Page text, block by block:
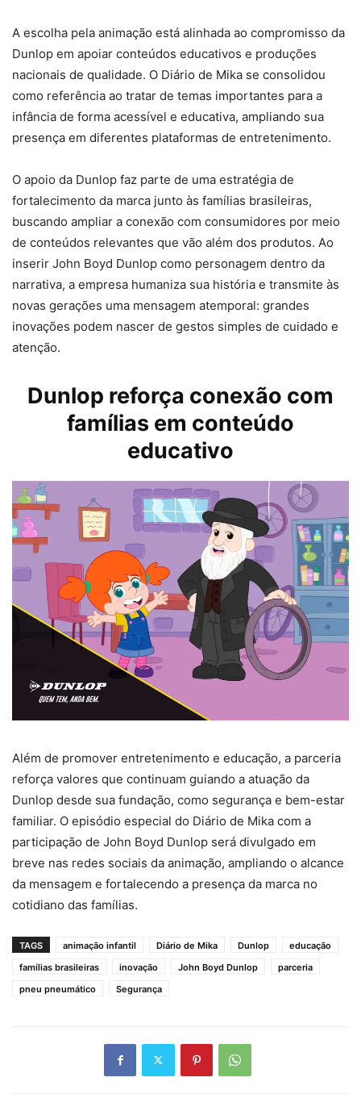
A escolha pela animação está alinhada ao compromisso da
Dunlop em apoiar conteúdos educativos e produções
nacionais de qualidade. O Diário de Mika se consolidou
como referência ao tratar de temas importantes para a
infância de forma acessível e educativa, ampliando sua
presença em diferentes plataformas de entretenimento.
O apoio da Dunlop faz parte de uma estratégia de
fortalecimento da marca junto às famílias brasileiras,
buscando ampliar a conexão com consumidores por meio
de conteúdos relevantes que vão além dos produtos. Ao
inserir John Boyd Dunlop como personagem dentro da
narrativa, a empresa humaniza sua história e transmite às
novas gerações uma mensagem atemporal: grandes
inovações podem nascer de gestos simples de cuidado e
atenção.
Dunlop reforça conexão com
famílias em conteúdo
educativo
Além de promover entretenimento e educação, a parceria
reforça valores que continuam guiando a atuação da
Dunlop desde sua fundação, como segurança e bem-estar
familiar. O episódio especial do Diário de Mika com a
participação de John Boyd Dunlop será divulgado em
breve nas redes sociais da animação, ampliando o alcance
da mensagem e fortalecendo a presença da marca no
cotidiano das famílias.
TAGS animação infantil Diário de Mika Dunlop
educação
famílias brasileiras
inovação John Boyd Dunlop
parceria
pneu pneumático
Segurança